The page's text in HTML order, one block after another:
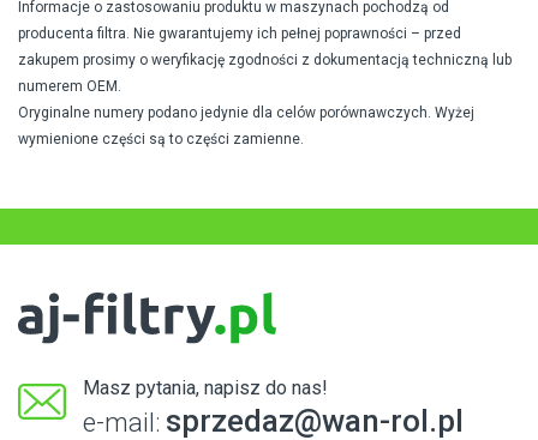
Informacje o zastosowaniu produktu w maszynach pochodzą od
producenta filtra. Nie gwarantujemy ich pełnej poprawności – przed
zakupem prosimy o weryfikację zgodności z dokumentacją techniczną lub
numerem OEM.
Oryginalne numery podano jedynie dla celów porównawczych. Wyżej
wymienione części są to części zamienne.
Masz pytania, napisz do nas!
e-mail: sprzedaz@wan-rol.pl